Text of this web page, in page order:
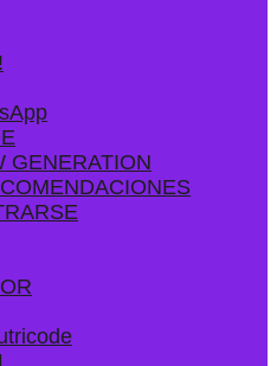
GENERATION